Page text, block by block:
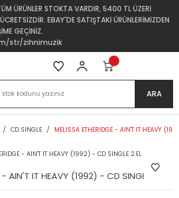
ÜRÜNLER STOKTA VARDIR, 5400 TL ÜZERİ
EBAY'DE SATIŞTAKİ ÜRÜNLERİMİZDEN
GEÇİNİZ.
str/zihnimuzik
ARA
CD SINGLE MELISSA ETHERIDGE - AIN'T IT HEAVY
- AIN'T IT HEAVY (1992) - CD SINGLE 2.EL